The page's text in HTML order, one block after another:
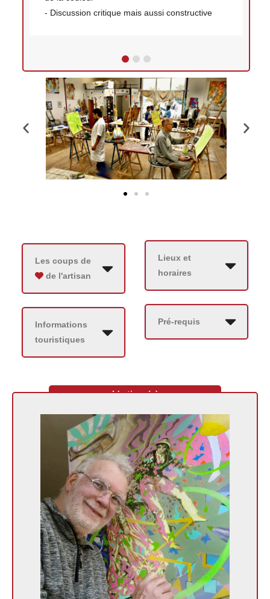
- Discussion critique mais aussi constructive
Les coups de
de l'artisan
Informations
touristiques
Lieux et
horaires
Pré-requis
L'artisan(e)